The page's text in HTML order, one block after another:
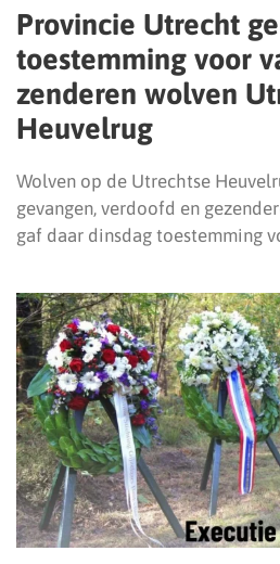
Provincie Utrecht
toestemming voor
zenderen wolven
Heuvelrug
Wolven op de Utrechtse
gevangen, verdoofd en
gaf daar dinsdag toestemming